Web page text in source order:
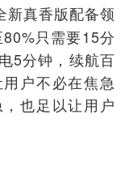
新真香版配备领
只需要15分
5分钟，续航百
户不必在焦急
也足以让用户